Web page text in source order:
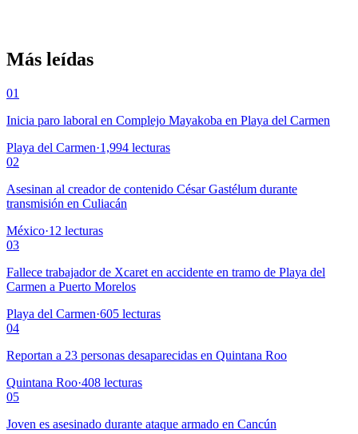
Más leídas
01
Inicia paro laboral en Complejo Mayakoba en Playa del Carmen
Playa del Carmen·1,994 lecturas
02
Asesinan al creador de contenido César Gastélum durante
transmisión en Culiacán
México·12 lecturas
03
Fallece trabajador de Xcaret en accidente en tramo de Playa del
Carmen a Puerto Morelos
Playa del Carmen·605 lecturas
04
Reportan a 23 personas desaparecidas en Quintana Roo
Quintana Roo·408 lecturas
05
Joven es asesinado durante ataque armado en Cancún